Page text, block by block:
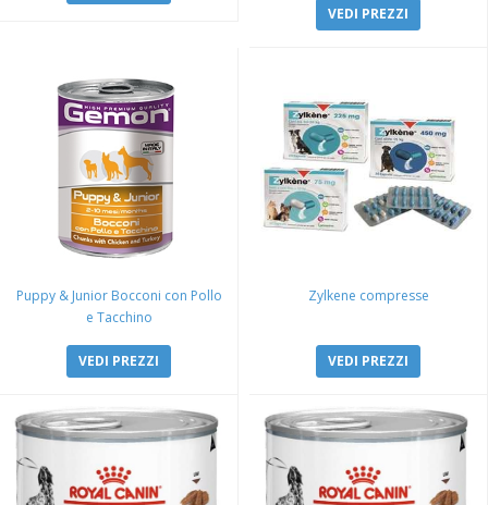
VEDI PREZZI
Puppy & Junior Bocconi con Pollo
e Tacchino
VEDI PREZZI
Zylkene compresse
VEDI PREZZI